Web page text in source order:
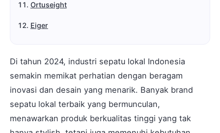
Ortuseight
Eiger
Di tahun 2024, industri sepatu lokal Indonesia
semakin memikat perhatian dengan beragam
inovasi dan desain yang menarik. Banyak brand
sepatu lokal terbaik yang bermunculan,
menawarkan produk berkualitas tinggi yang tak